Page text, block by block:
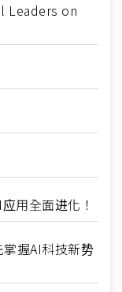
Leaders on
用全面进化！
握AI科技新势